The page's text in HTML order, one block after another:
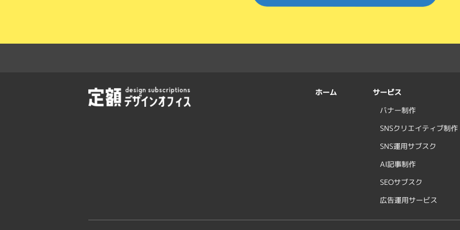
ホーム サービス
バナー制作
SNSクリエイティブ制作
SNS運用サブスク
AI記事制作
SEOサブスク
広告運用サービス